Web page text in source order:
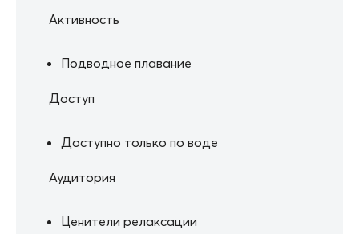
Активность
Подводное плавание
Доступ
Доступно только по воде
Аудитория
Ценители релаксации